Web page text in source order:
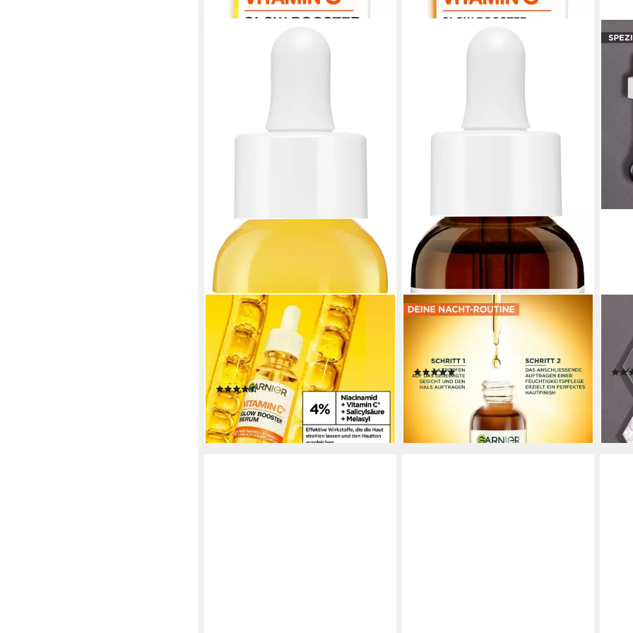
GARNIER
Gesichtsserum VITAMIN C+ GLOW
BOOSTER SERUM, für empfindliche
Haut, flüssige Textur, mit 4 %
Niacinamid
(9)
12,99 €
(433,00 €/ 1 l)
lieferbar - in 1-2 Werktagen bei dir
GARNIER
Gesichtsserum VITAMIN C GLOW
BOOSTER NACHTSERUM, mit
Hyaluronsäure
(1)
14,99 €
lieferbar - in 5-6 Werktagen bei dir